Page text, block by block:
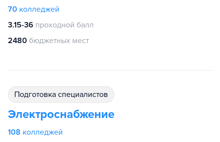
70 колледжей
3.15-36 проходной балл
2480 бюджетных мест
подготовка специалистов
Электроснабжение
108 колледжей